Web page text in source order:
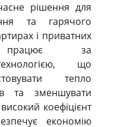
рішення для
та гарячого
і приватних
працює за
що
тепло
та зменшувати
коефіцієнт
економію